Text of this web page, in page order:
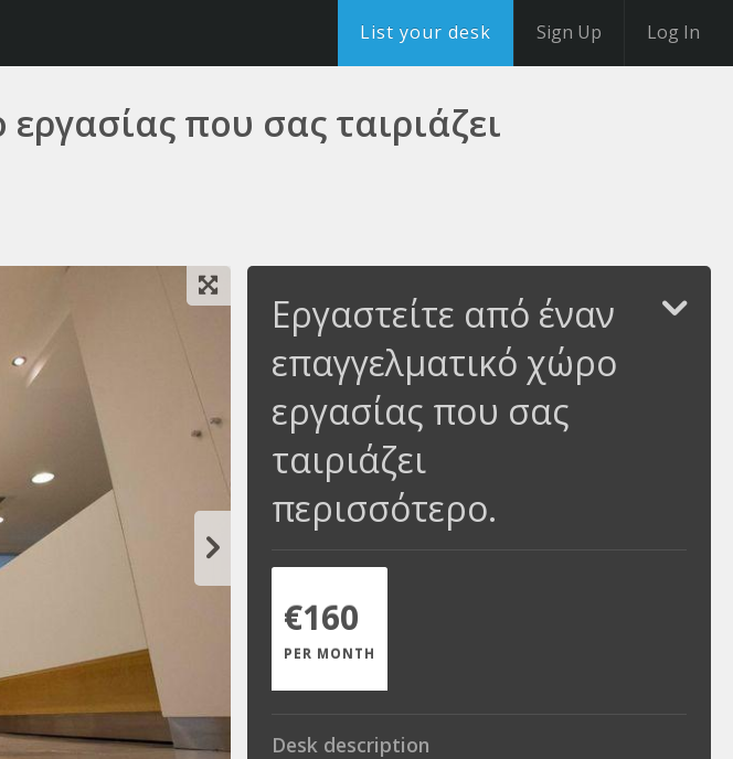
List your desk Sign Up Log In
που σας ταιριάζει
Εργαστείτε από έναν
επαγγελματικό χώρο
εργασίας που σας
ταιριάζει
περισσότερο.
€160
PER MONTH
Desk description